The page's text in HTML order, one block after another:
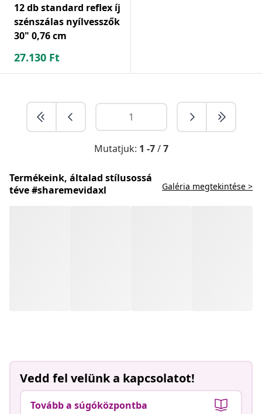
12 db standard reflex íj
szénszálas nyílvesszők
30" 0,76 cm
27.130 Ft
Mutatjuk: 1 -7/7
Termékeink, általad stílusossá
téve #sharemevidaxl
Galéria megtekintése >
Vedd fel velünk a kapcsolatot!
Tovább a súgóközpontba